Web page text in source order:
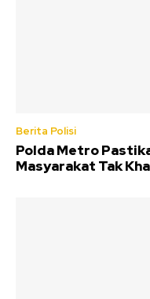
Berita Polisi
Polda Metro
Masyarakat Tak